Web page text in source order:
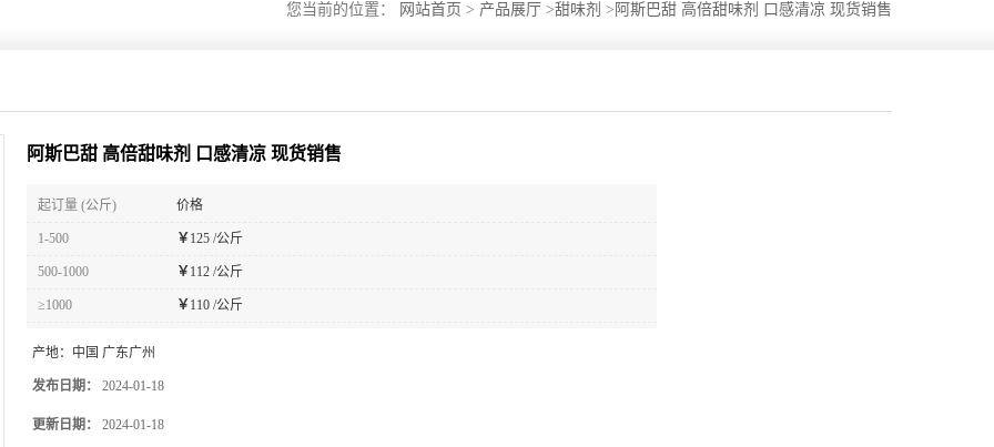
您当前的位置： 网站首页 > 产品展厅 >甜味剂 > 阿斯巴甜 高倍甜味剂 口感清凉 现货销售
阿斯巴甜 高倍甜味剂 口感清凉 现货销售
起订量 (公斤) 价格
1-500 ￥ 125 /公斤
500-1000 ￥ 112 /公斤
≥1000 ￥ 110 /公斤
产地： 中国 广东广州
发布日期： 2024-01-18
更新日期： 2024-01-18